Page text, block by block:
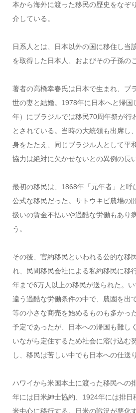
本から海外に渡った移民の歴史をなぞ
介している。
日系人とは、日本以外の国に移住し当
を取得した日本人、およびその子孫の
著者の高橋幸春氏は日本で生まれ、ブ
世の妻と結婚。 1978年に日本へと帰国
年）にブラジルでは移民70周年祭が行
とされている。当時の大統領も出席し
身をたたえ、同じブラジル人として平
協力は絶対に欠かせないとの異例の長
最初の移民は、 1868年「元年者」と呼
公式な移民だった。サトウキビ農場の
扱いの賃金不払いや過酷な労働もあり
う。
その後、官約移民といわれる公的な移
れ、民間移民会社による私約移民に移
年まで6万人以上の移民が送られた。
違う過酷な労働条件の中で、農園を出
等の小さな商売を始めるものも多かっ
予定であったが、日本への帰国も難し
いながら定住するため社会に溶け込む
し、移民は苦しい中でも日本への仕送
ハワイから米国本土に渡った移民への
年には日米紳士協約、 1924年には排日
米中心に移行する。日米の戦況が悪化